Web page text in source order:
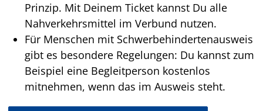
Prinzip. Mit Deinem Ticket kannst Du alle
Nahverkehrsmittel im Verbund nutzen.
Für Menschen mit Schwerbehindertenausweis
gibt es besondere Regelungen: Du kannst zum
Beispiel eine Begleitperson kostenlos
mitnehmen, wenn das im Ausweis steht.